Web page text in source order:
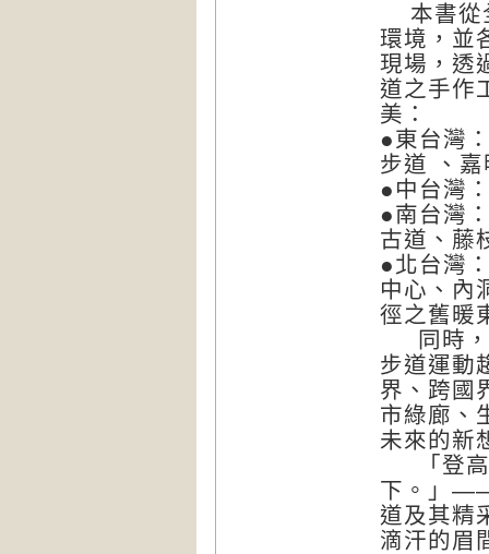
本書從
環境，並
現場，透
道之手作
美：
●東台灣
步道 、嘉
●中台灣
●南台灣
古道、藤
●北台灣
中心、內
徑之舊暖
同時，
步道運動
界、跨國
市綠廊、
未來的新
「登高
下。」
道及其精
滴汗的眉